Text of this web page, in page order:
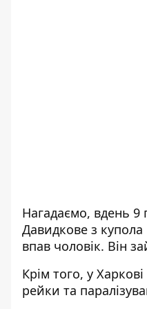
Нагадаємо, вдень 9
Давидкове з
впав чоловік. Він
Крім того, у Харкові
рейки та